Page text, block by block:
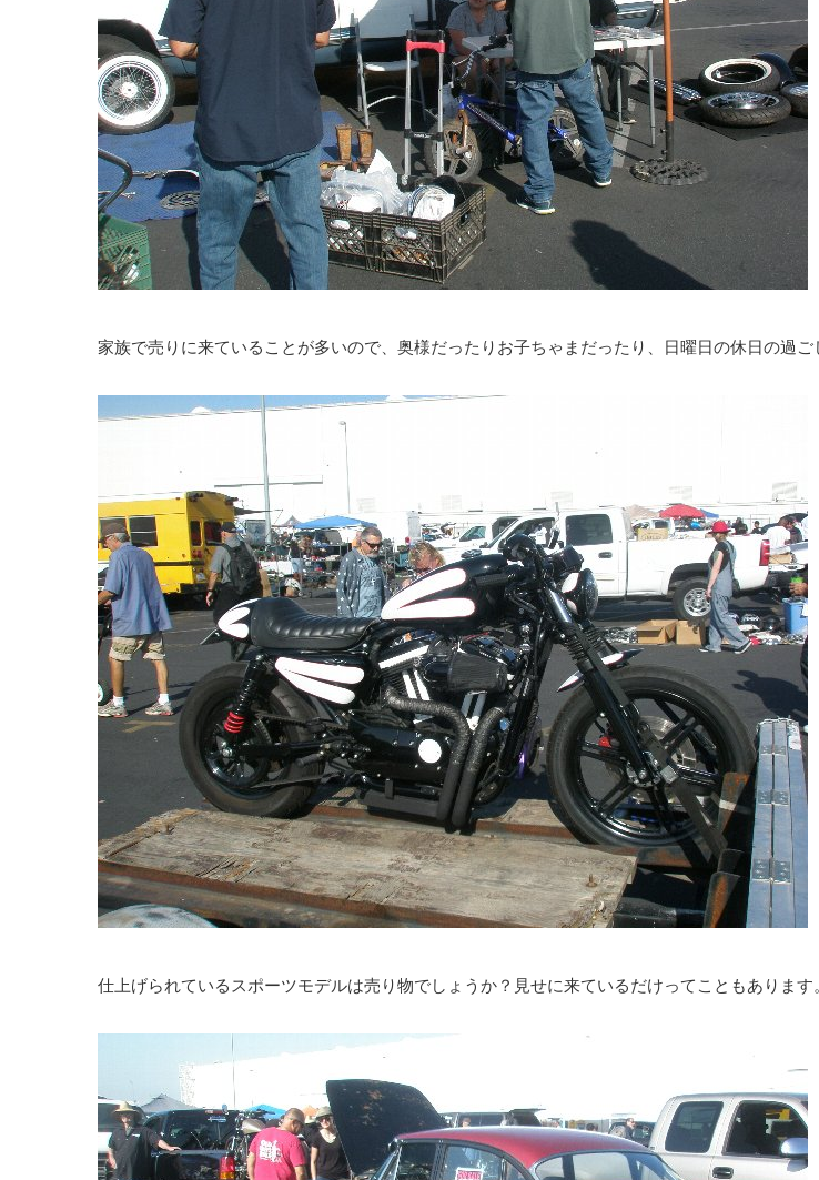
家族で売りに来ていることが多いので、奥様だったりお子ちゃまだったり、日曜日の休日の過ご
仕上げられているスポーツモデルは売り物でしょうか？見せに来ているだけってこともあります